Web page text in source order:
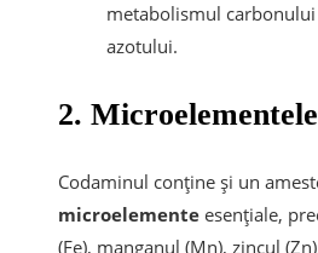
metabolismul carbonului
azotului.
2. Microelementele
Codaminul conține și un
microelemente esențiale,
(Fe), manganul (Mn), zincul